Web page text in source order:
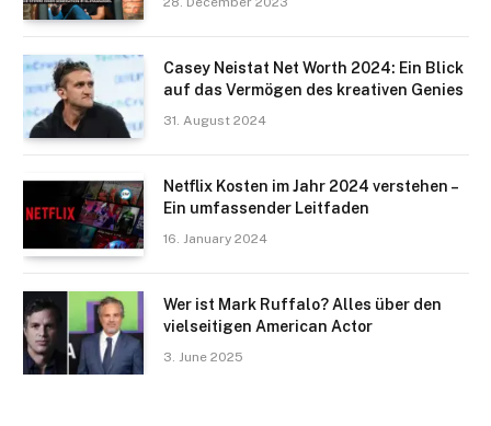
Casey Neistat Net Worth 2024: Ein Blick
auf das Vermögen des kreativen Genies
31. August 2024
Netflix Kosten im Jahr 2024 verstehen –
Ein umfassender Leitfaden
16. January 2024
Wer ist Mark Ruffalo? Alles über den
vielseitigen American Actor
3. June 2025